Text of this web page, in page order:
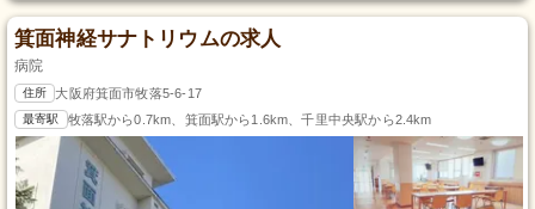
箕面神経サナトリウムの求人
病院
住所 大阪府箕面市牧落5-6-17
最寄駅 牧落駅から0.7km、箕面駅から1.6km、千里中央駅から2.4km